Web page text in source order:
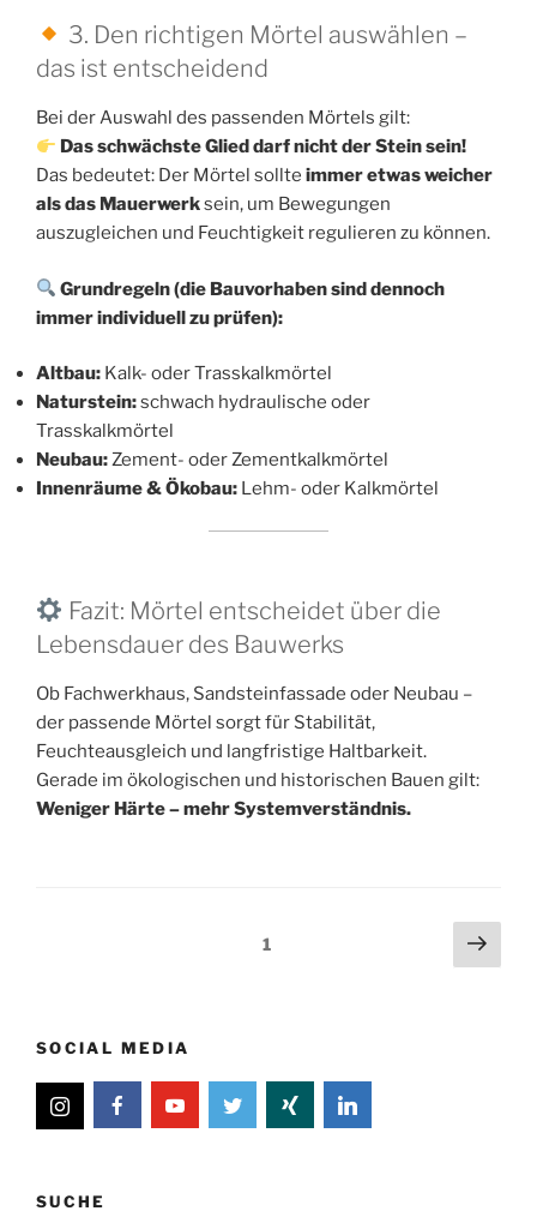
3. Den richtigen Mörtel auswählen –
das ist entscheidend
Bei der Auswahl des passenden Mörtels gilt:
Das schwächste Glied darf nicht der Stein sein!
Das bedeutet: Der Mörtel sollte immer etwas weicher
als das Mauerwerksein, um Bewegungen
auszugleichen und Feuchtigkeit regulieren zu können.
Grundregeln (die Bauvorhaben sind dennoch
immer individuell zu prüfen):
Altbau: Kalk- oder Trasskalkmörtel
Naturstein:schwach hydraulische oder
Trasskalkmörtel
Neubau:Zement- oder Zementkalkmörtel
Innenräume & Ökobau: Lehm- oder Kalkmörtel
Fazit: Mörtel entscheidet über die
Lebensdauer des Bauwerks
Ob Fachwerkhaus, Sandsteinfassade oder Neubau –
der passende Mörtel sorgt für Stabilität,
Feuchteausgleich und langfristige Haltbarkeit.
Gerade im ökologischen und historischen Bauen gilt:
Weniger Härte – mehr Systemverständnis.
Seite1
SOCIAL MEDIA
SUCHE